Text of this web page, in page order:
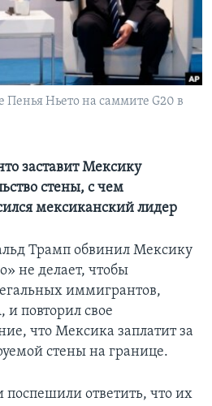
Ньето на саммите G20 в
заставит Мексику
стены, с чем
мексиканский лидер
Трамп обвинил Мексику
не делает, чтобы
иммигрантов,
повторил свое
что Мексика заплатит за
стены на границе.
ответить, что их